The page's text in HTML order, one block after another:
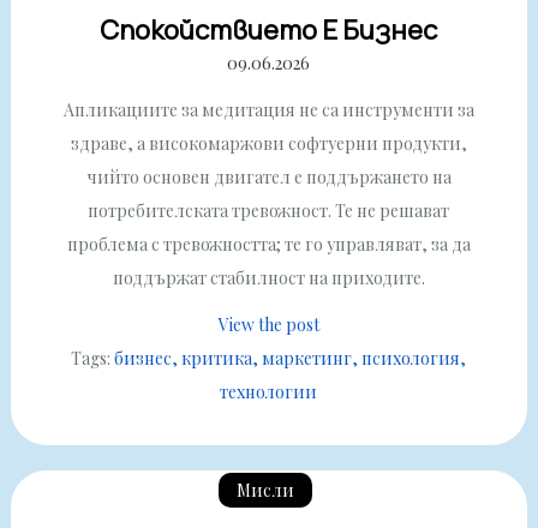
Спокойствието Е Бизнес
09.06.2026
Апликациите за медитация не са инструменти за
здраве, а високомаржови софтуерни продукти,
чийто основен двигател е поддържането на
потребителската тревожност. Те не решават
проблема с тревожността; те го управляват, за да
поддържат стабилност на приходите.
View the post
Tags:бизнес критика маркетинг психология
технологии
Мисли